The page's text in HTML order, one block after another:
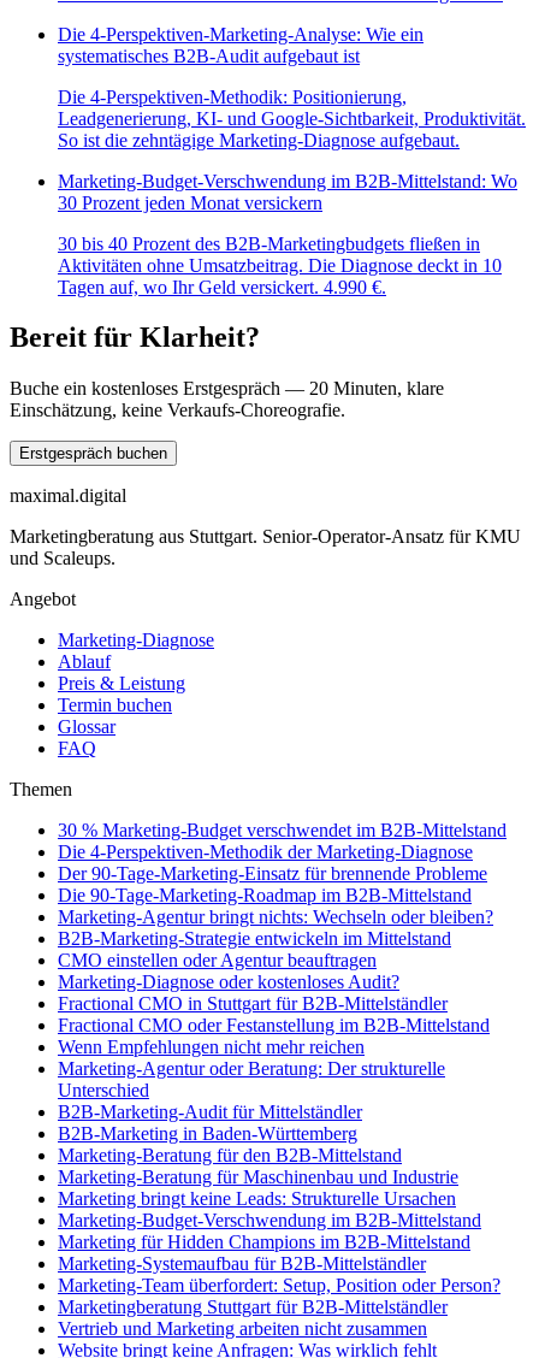
Die 4-Perspektiven-Marketing-Analyse: Wie ein
systematisches B2B-Audit aufgebaut ist
Die 4-Perspektiven-Methodik: Positionierung,
Leadgenerierung, KI- und Google-Sichtbarkeit, Produktivität.
So ist die zehntägige Marketing-Diagnose aufgebaut.
Marketing-Budget-Verschwendung im B2B-Mittelstand: Wo
30 Prozent jeden Monat versickern
30 bis 40 Prozent des B2B-Marketingbudgets fließen in
Aktivitäten ohne Umsatzbeitrag. Die Diagnose deckt in 10
Tagen auf, wo Ihr Geld versickert. 4.990 €.
Bereit für Klarheit?
Buche ein kostenloses Erstgespräch — 20 Minuten, klare
Einschätzung, keine Verkaufs-Choreografie.
Erstgespräch buchen
maximal.digital
Marketingberatung aus Stuttgart. Senior-Operator-Ansatz für KMU
und Scaleups.
Angebot
Marketing-Diagnose
Ablauf
Preis & Leistung
Termin buchen
Glossar
FAQ
Themen
30 % Marketing-Budget verschwendet im B2B-Mittelstand
Die 4-Perspektiven-Methodik der Marketing-Diagnose
Der 90-Tage-Marketing-Einsatz für brennende Probleme
Die 90-Tage-Marketing-Roadmap im B2B-Mittelstand
Marketing-Agentur bringt nichts: Wechseln oder bleiben?
B2B-Marketing-Strategie entwickeln im Mittelstand
CMO einstellen oder Agentur beauftragen
Marketing-Diagnose oder kostenloses Audit?
Fractional CMO in Stuttgart für B2B-Mittelständler
Fractional CMO oder Festanstellung im B2B-Mittelstand
Wenn Empfehlungen nicht mehr reichen
Marketing-Agentur oder Beratung: Der strukturelle
Unterschied
B2B-Marketing-Audit für Mittelständler
B2B-Marketing in Baden-Württemberg
Marketing-Beratung für den B2B-Mittelstand
Marketing-Beratung für Maschinenbau und Industrie
Marketing bringt keine Leads: Strukturelle Ursachen
Marketing-Budget-Verschwendung im B2B-Mittelstand
Marketing für Hidden Champions im B2B-Mittelstand
Marketing-Systemaufbau für B2B-Mittelständler
Marketing-Team überfordert: Setup, Position oder Person?
Marketingberatung Stuttgart für B2B-Mittelständler
Vertrieb und Marketing arbeiten nicht zusammen
Website bringt keine Anfragen: Was wirklich fehlt